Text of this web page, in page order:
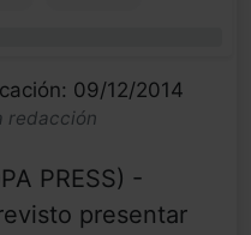
09/12/2014
redacción
PRESS) -
presentar